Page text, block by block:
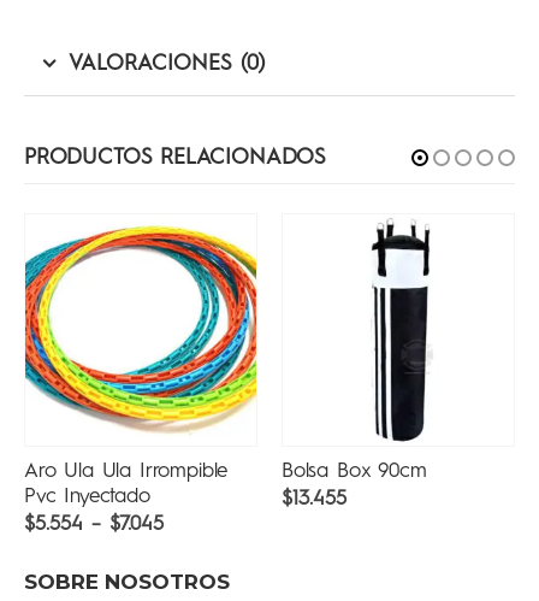
VALORACIONES (0)
PRODUCTOS RELACIONADOS
Bolsa Box 90cm
$13.455
Bolsa Box 90cm con
relleno
SOBRE NOSOTROS